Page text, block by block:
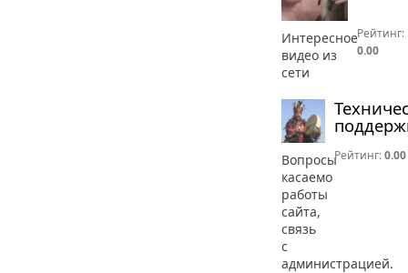
Интересное
видео из
сети
Рейтинг:
0.00
Вопросы
касаемо
работы
сайта,
связь
с
администрацией.
Рейтинг:0.00